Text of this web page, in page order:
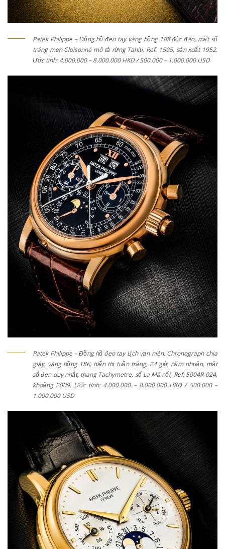
Patek Philippe – Đồng hồ đeo tay vàng hồng 18K độc đáo, mặt số
tráng men Cloisonné mô tả rừng Tahiti, Ref. 1595, sản xuất 1952.
Ước tính: 4.000.000 – 8.000.000 HKD / 500.000 – 1.000.000 USD
Patek Philippe – Đồng hồ đeo tay Lịch vạn niên, Chronograph chia
giây, vàng hồng 18K, hiển thị tuần trăng, 24 giờ, năm nhuận, mặt
số đen duy nhất, thang Tachymetre, số La Mã nổi, Ref. 5004R-024,
khoảng 2009. Ước tính: 4.000.000 – 8.000.000 HKD / 500.000 –
1.000.000 USD